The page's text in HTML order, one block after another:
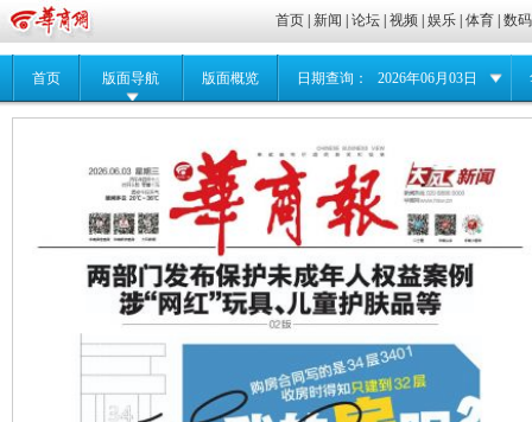
首页 |新闻 |论坛 |视频 |娱乐 |体育 |数码
首页 版面导航 版面概览 日期查询： 2026年06月03日